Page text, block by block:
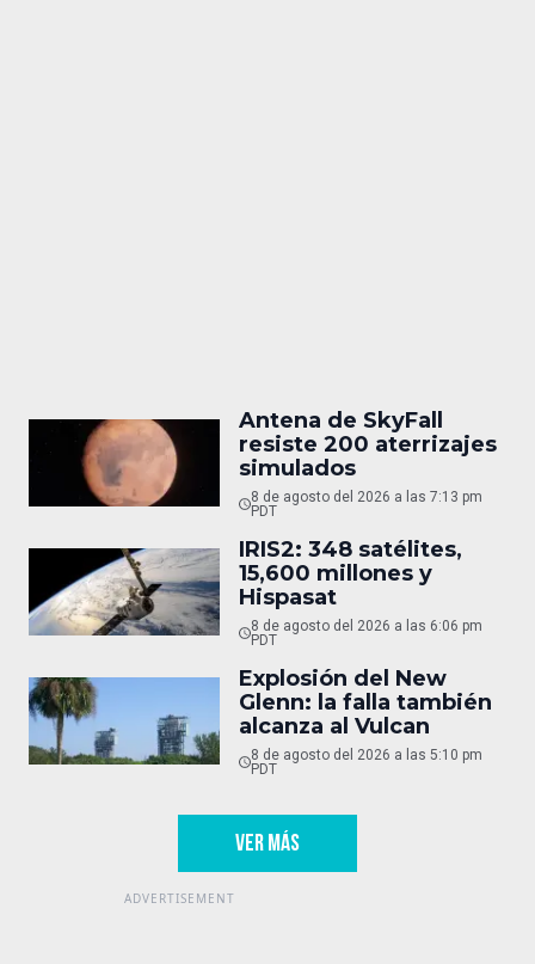
Antena de SkyFall
resiste 200 aterrizajes
simulados
8 de agosto del 2026 a las 7:13 pm
PDT
IRIS2: 348 satélites,
15,600 millones y
Hispasat
8 de agosto del 2026 a las 6:06 pm
PDT
Explosión del New
Glenn: la falla también
alcanza al Vulcan
8 de agosto del 2026 a las 5:10 pm
PDT
VER MÁS